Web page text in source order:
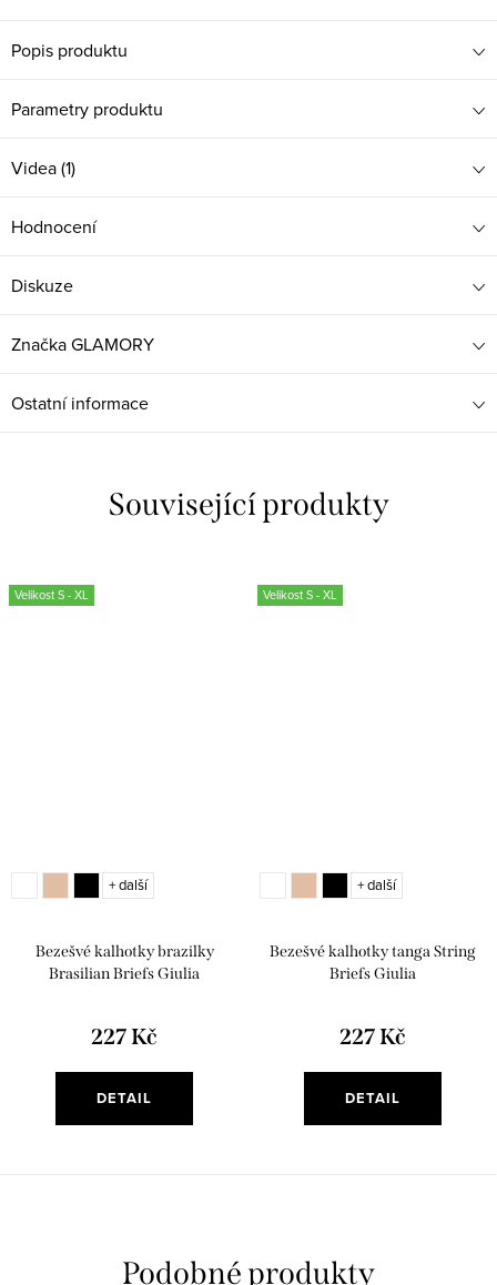
Popis produktu
Parametry produktu
Videa (1)
Hodnocení
Diskuze
ZnačkaGLAMORY
Ostatní informace
Související produkty
Velikost S - XL
Bezešvé kalhotky brazilky
Brasilian Briefs Giulia
227 Kč
DETAIL
+ další
Velikost S - XL
Bezešvé kalhotky tanga String
Briefs Giulia
227 Kč
DETAIL
+ další